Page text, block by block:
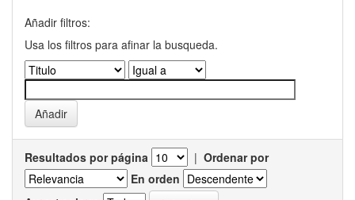
Añadir filtros:
Usa los filtros para afinar la busqueda.
Resultados por página | Ordenar por
En orden